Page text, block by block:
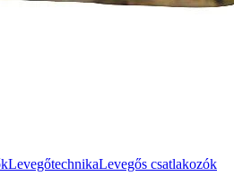
LevegőtechnikaLevegős csatlakozók